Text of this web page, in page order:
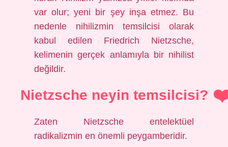
var olur; yeni bir şey inşa etmez. Bu
nedenle nihilizmin temsilcisi olarak
kabul edilen Friedrich Nietzsche,
kelimenin gerçek anlamıyla bir nihilist
değildir.
Nietzsche neyin temsilcisi?
Zaten Nietzsche entelektüel
radikalizmin en önemli peygamberidir.